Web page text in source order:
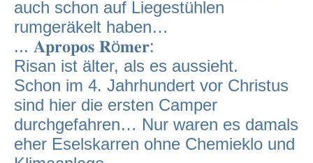
auch schon auf Liegestühlen
rumgeräkelt haben…
... 𝐀𝐩𝐫𝐨𝐩𝐨𝐬 𝐑ö𝐦𝐞𝐫:
Risan ist älter, als es aussieht.
Schon im 4. Jahrhundert vor Christus
sind hier die ersten Camper
durchgefahren… Nur waren es damals
eher Eselskarren ohne Chemieklo und